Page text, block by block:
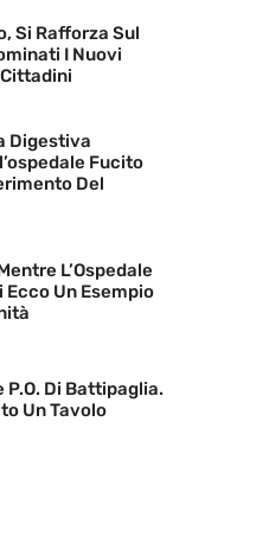
Si Rafforza Sul
I Nuovi
Digestiva
Fucito
Del
L’Ospedale
Ecco Un Esempio
P.O. Di Battipaglia.
Un Tavolo